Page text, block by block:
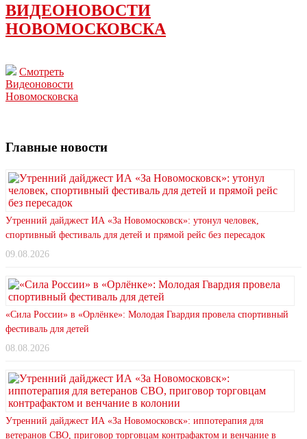
ВИДЕОНОВОСТИ
НОВОМОСКОВСКА
Смотреть
Видеоновости
Новомосковска
Главные новости
Утренний дайджест ИА «За Новомосковск»: утонул человек,
спортивный фестиваль для детей и прямой рейс без пересадок
09.08.2026
«Сила России» в «Орлёнке»: Молодая Гвардия провела спортивный
фестиваль для детей
08.08.2026
Утренний дайджест ИА «За Новомосковск»: иппотерапия для
ветеранов СВО, приговор торговцам контрафактом и венчание в